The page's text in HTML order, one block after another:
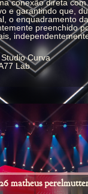
conexão direta
e garantindo que,
o enquadramento
preenchido
Curva
Lab
matheus